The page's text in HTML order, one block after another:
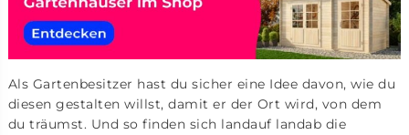
Als Gartenbesitzer hast du sicher eine Idee davon, wie du
diesen gestalten willst, damit er der Ort wird, von dem
du träumst. Und so finden sich landauf landab die